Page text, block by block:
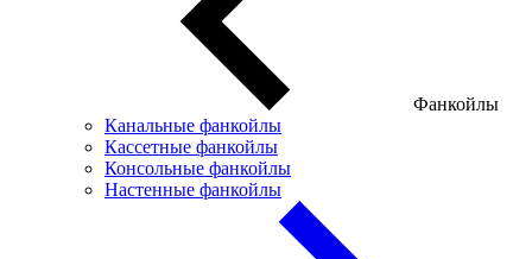
Фанкойлы
Канальные фанкойлы
Кассетные фанкойлы
Консольные фанкойлы
Настенные фанкойлы